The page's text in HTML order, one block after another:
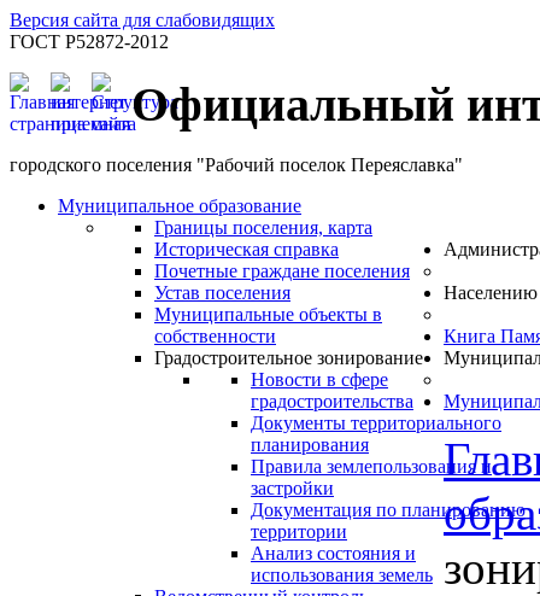
Версия сайта для слабовидящих
ГОСТ Р52872-2012
Официальный
городского поселения "Рабочий поселок Переяславка"
Муниципальное образование
Границы поселения, карта
Историческая справка
Почетные граждане поселения
Устав поселения
Муниципальные объекты в
собственности
Градостроительное зонирование
Новости в сфере
градостроительства
Документы территориального
планирования
Правила землепользования и
застройки
Документация по планированию
территории
Анализ состояния и
использования земель
Населению
Книга